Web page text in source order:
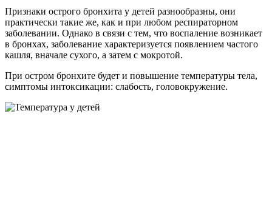
Признаки острого бронхита у детей разнообразны, они
практически такие же, как и при любом респираторном
заболевании. Однако в связи с тем, что воспаление возникает
в бронхах, заболевание характеризуется появлением частого
кашля, вначале сухого, а затем с мокротой.
При остром бронхите будет и повышение температуры тела,
симптомы интоксикации: слабость, головокружение.